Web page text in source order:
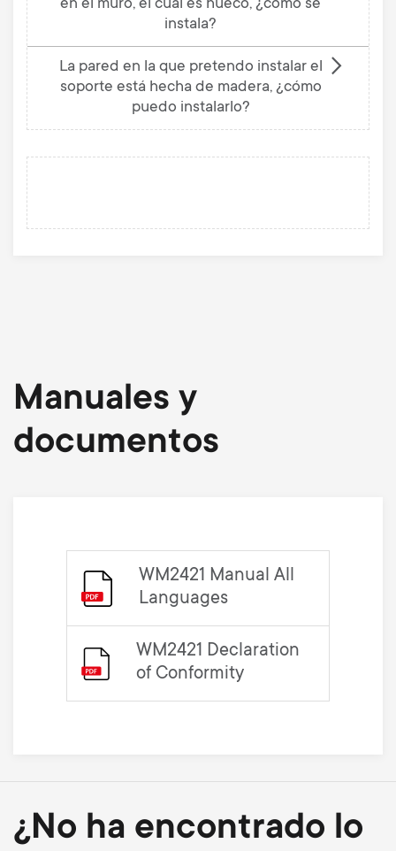
en el muro, el cual es hueco, ¿cómo se
instala?
La pared en la que pretendo instalar el
soporte está hecha de madera, ¿cómo
puedo instalarlo?
Manuales y
documentos
WM2421 Manual All
Languages
WM2421 Declaration
of Conformity
¿No ha encontrado lo